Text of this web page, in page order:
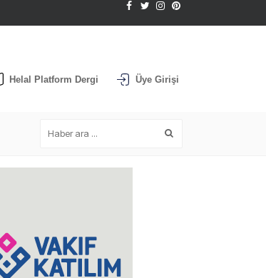
Helal Platform Dergi Üye Girişi